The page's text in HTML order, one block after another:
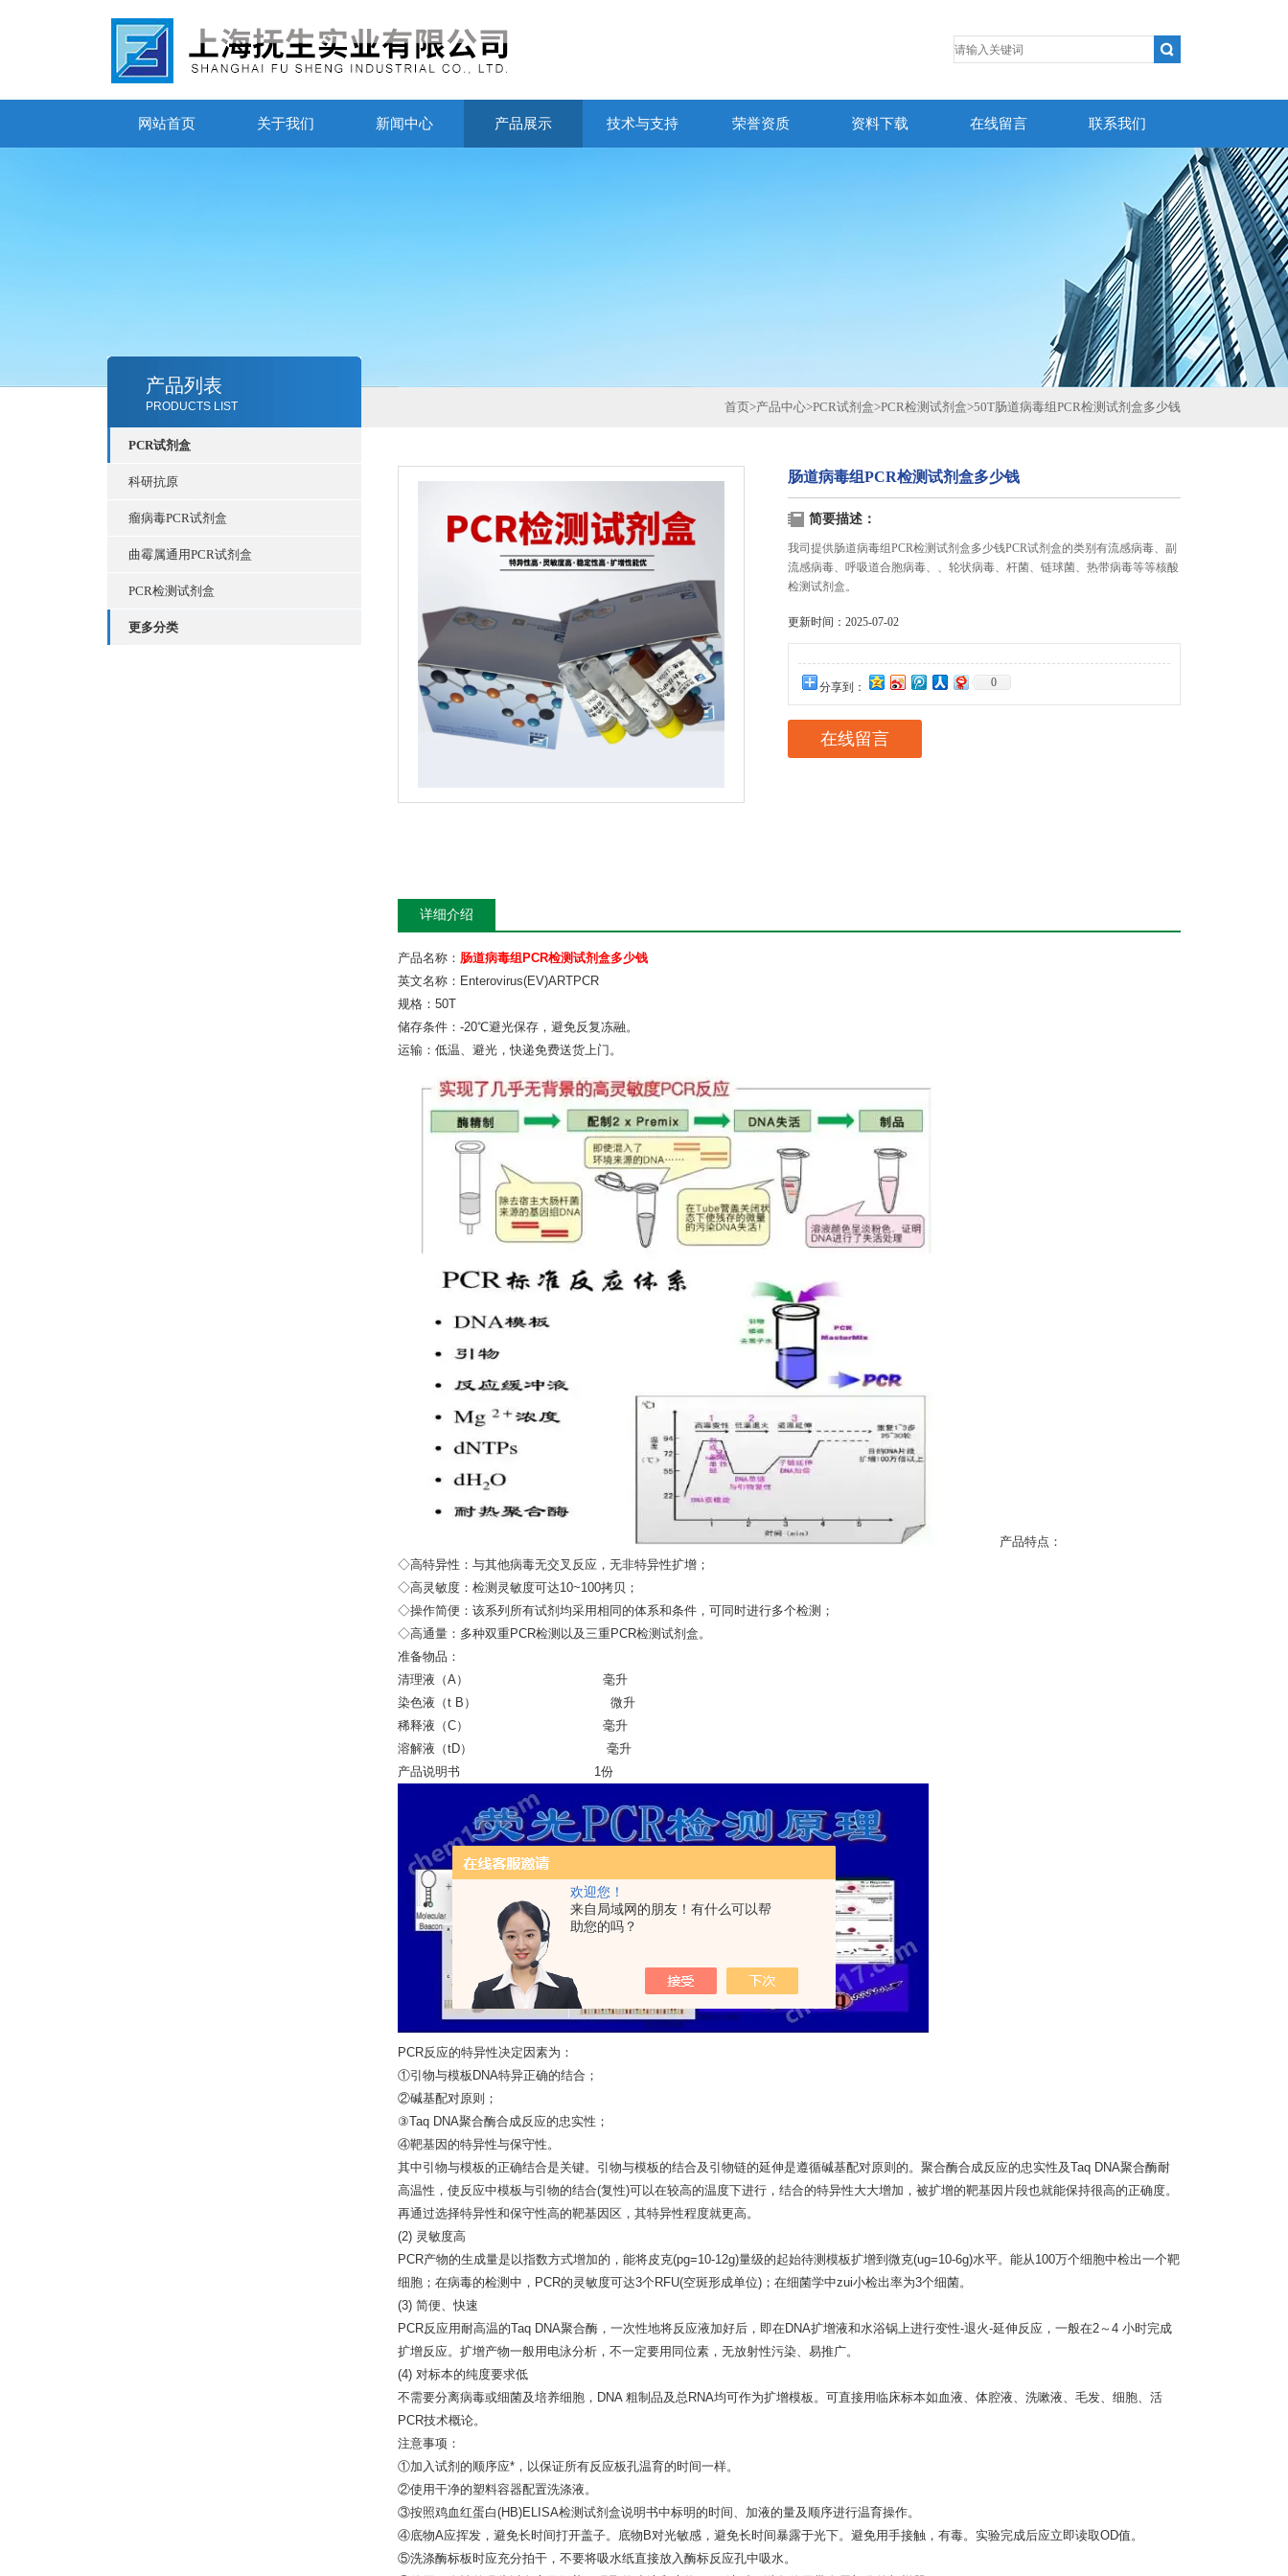
欢迎您！
来自局域网的朋友！有什么可以帮
助您的吗？
网站首页 关于我们 新闻中心 产品展示 技术与支持 荣誉资质 资料下载 在线留言 联系我们
产品列表
PRODUCTS LIST
PCR试剂盒
科研抗原
瘤病毒PCR试剂盒
曲霉属通用PCR试剂盒
PCR检测试剂盒
更多分类
首页>产品中心>PCR试剂盒>PCR检测试剂盒>50T肠道病毒组PCR检测试剂盒多少钱
肠道病毒组PCR检测试剂盒多少钱
简要描述：
我司提供肠道病毒组PCR检测试剂盒多少钱PCR试剂盒的类别有流感病毒、副
流感病毒、呼吸道合胞病毒、、轮状病毒、杆菌、链球菌、热带病毒等等核酸
检测试剂盒。
更新时间：2025-07-02
分享到： 0
在线留言
详细介绍
产品名称： 肠道病毒组PCR检测试剂盒多少钱
英文名称：Enterovirus(EV)ARTPCR
规格：50T
储存条件：-20℃避光保存，避免反复冻融。
运输：低温、避光，快递免费送货上门。
产品特点：
◇高特异性：与其他病毒无交叉反应，无非特异性扩增；
◇高灵敏度：检测灵敏度可达10~100拷贝；
◇操作简便：该系列所有试剂均采用相同的体系和条件，可同时进行多个检测；
◇高通量：多种双重PCR检测以及三重PCR检测试剂盒。
准备物品：
清理液（A） 毫升
染色液（t B） 微升
稀释液（C） 毫升
溶解液（tD） 毫升
产品说明书 1份
PCR反应的特异性决定因素为：
①引物与模板DNA特异正确的结合；
②碱基配对原则；
③Taq DNA聚合酶合成反应的忠实性；
④靶基因的特异性与保守性。
其中引物与模板的正确结合是关键。引物与模板的结合及引物链的延伸是遵循碱基配对原则的。聚合酶合成反应的忠实性及Taq DNA聚合酶耐
高温性，使反应中模板与引物的结合(复性)可以在较高的温度下进行，结合的特异性大大增加，被扩增的靶基因片段也就能保持很高的正确度。
再通过选择特异性和保守性高的靶基因区，其特异性程度就更高。
(2) 灵敏度高
PCR产物的生成量是以指数方式增加的，能将皮克(pg=10-12g)量级的起始待测模板扩增到微克(ug=10-6g)水平。能从100万个细胞中检出一个靶
细胞；在病毒的检测中，PCR的灵敏度可达3个RFU(空斑形成单位)；在细菌学中zui小检出率为3个细菌。
(3) 简便、快速
PCR反应用耐高温的Taq DNA聚合酶，一次性地将反应液加好后，即在DNA扩增液和水浴锅上进行变性-退火-延伸反应，一般在2～4 小时完成
扩增反应。扩增产物一般用电泳分析，不一定要用同位素，无放射性污染、易推广。
(4) 对标本的纯度要求低
不需要分离病毒或细菌及培养细胞，DNA 粗制品及总RNA均可作为扩增模板。可直接用临床标本如血液、体腔液、洗嗽液、毛发、细胞、活
PCR技术概论。
注意事项：
①加入试剂的顺序应*，以保证所有反应板孔温育的时间一样。
②使用干净的塑料容器配置洗涤液。
③按照鸡血红蛋白(HB)ELISA检测试剂盒说明书中标明的时间、加液的量及顺序进行温育操作。
④底物A应挥发，避免长时间打开盖子。底物B对光敏感，避免长时间暴露于光下。避免用手接触，有毒。实验完成后应立即读取OD值。
⑤洗涤酶标板时应充分拍干，不要将吸水纸直接放入酶标反应孔中吸水。